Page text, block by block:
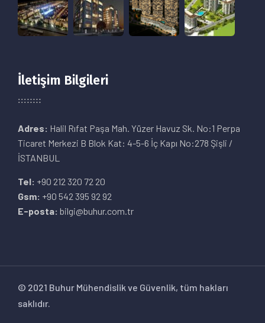
İletişim Bilgileri
Adres: Halil Rıfat Paşa Mah. Yüzer Havuz Sk. No:1 Perpa
Ticaret Merkezi B Blok Kat: 4-5-6 İç Kapı No:278 Şişli /
İSTANBUL
Tel: +90 212 320 72 20
Gsm: +90 542 395 92 92
E-posta: bilgi@buhur.com.tr
© 2021 Buhur Mühendislik ve Güvenlik, tüm hakları
saklıdır.